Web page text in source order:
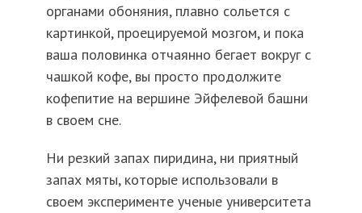
органами обоняния, плавно сольется с
картинкой, проецируемой мозгом, и пока
ваша половинка отчаянно бегает вокруг с
чашкой кофе, вы просто продолжите
кофепитие на вершине Эйфелевой башни
в своем сне.
Ни резкий запах пиридина, ни приятный
запах мяты, которые использовали в
своем эксперименте ученые университета